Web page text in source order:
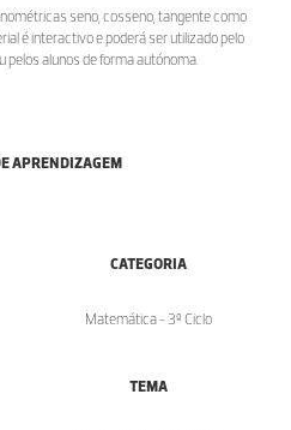
seno, cosseno, tangente como
é interactivo e poderá ser utilizado pelo
pelos alunos de forma autónoma.
APRENDIZAGEM
CATEGORIA
Matemática - 3º Ciclo
TEMA